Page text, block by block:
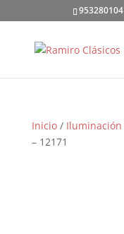
953280104
Inicio/ Iluminación
– 12171